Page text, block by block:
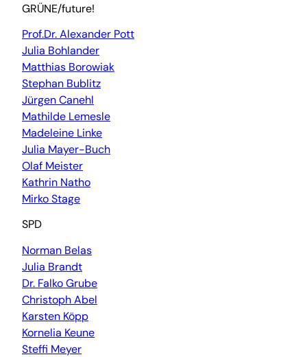
GRÜNE/future!
Prof.Dr. Alexander Pott
Julia Bohlander
Matthias Borowiak
Stephan Bublitz
Jürgen Canehl
Mathilde Lemesle
Madeleine Linke
Julia Mayer-Buch
Olaf Meister
Kathrin Natho
Mirko Stage
SPD
Norman Belas
Julia Brandt
Dr. Falko Grube
Christoph Abel
Karsten Köpp
Kornelia Keune
Steffi Meyer